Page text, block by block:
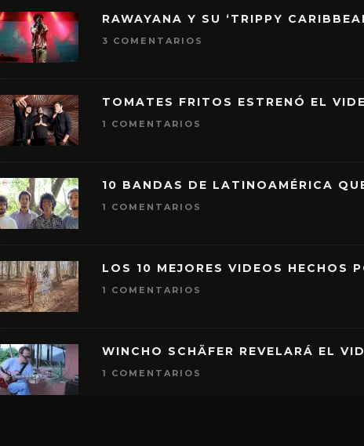
RAWAYANA Y SU ‘TRIPPY
3 COMENTARIOS
TOMATES FRITOS ESTRENÓ EL
1 COMENTARIOS
10 BANDAS DE LATINOAMÉRICA
1 COMENTARIOS
LOS 10 MEJORES VIDEOS HECHOS
1 COMENTARIOS
WINCHO SCHÄFER REVELARÁ EL
1 COMENTARIOS